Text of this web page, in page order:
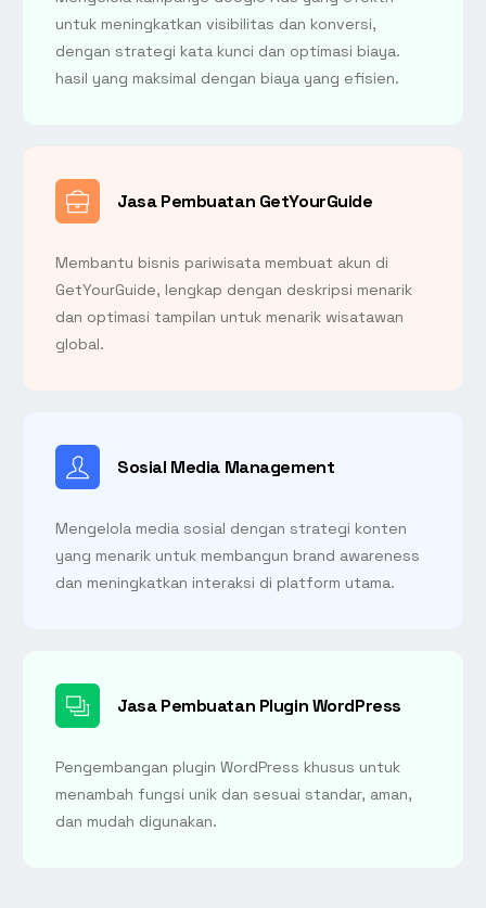
untuk meningkatkan visibilitas dan konversi,
dengan strategi kata kunci dan optimasi biaya.
hasil yang maksimal dengan biaya yang efisien.
Jasa Pembuatan GetYourGuide
Membantu bisnis pariwisata membuat akun di
GetYourGuide, lengkap dengan deskripsi menarik
dan optimasi tampilan untuk menarik wisatawan
global.
Sosial Media Management
Mengelola media sosial dengan strategi konten
yang menarik untuk membangun brand awareness
dan meningkatkan interaksi di platform utama.
Jasa Pembuatan Plugin WordPress
Pengembangan plugin WordPress khusus untuk
menambah fungsi unik dan sesuai standar, aman,
dan mudah digunakan.